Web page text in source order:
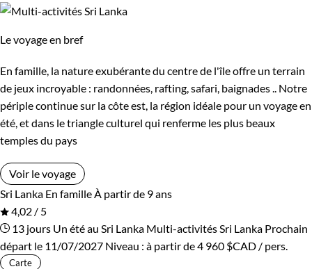
Le voyage en bref
En famille, la nature exubérante du centre de l'île offre un terrain
de jeux incroyable : randonnées, rafting, safari, baignades .. Notre
périple continue sur la côte est, la région idéale pour un voyage en
été, et dans le triangle culturel qui renferme les plus beaux
temples du pays
Voir le voyage
Sri Lanka En famille À partir de 9 ans
4,02 / 5
13 jours Un été au Sri Lanka Multi-activités Sri Lanka Prochain
départ le 11/07/2027 Niveau : à partir de4 960 $CAD / pers.
Carte